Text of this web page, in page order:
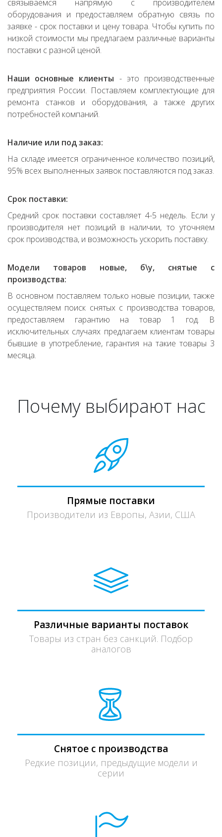
связываемся напрямую с производителем
оборудования и предоставляем обратную связь по
заявке - срок поставки и цену товара. Чтобы купить по
низкой стоимости мы предлагаем различные варианты
поставки с разной ценой.
Наши основные клиенты - это производственные
предприятия России. Поставляем комплектующие для
ремонта станков и оборудования, а также других
потребностей компаний.
Наличие или под заказ:
На складе имеется ограниченное количество позиций,
95% всех выполненных заявок поставляются под заказ.
Срок поставки:
Средний срок поставки составляет 4-5 недель. Если у
производителя нет позиций в наличии, то уточняем
срок производства, и возможность ускорить поставку.
Модели товаров новые, б\у, снятые с
производства:
В основном поставляем только новые позиции, также
осуществляем поиск снятых с производства товаров,
предоставляем гарантию на товар 1 год. В
исключительных случаях предлагаем клиентам товары
бывшие в употребление, гарантия на такие товары 3
месяца.
Почему выбирают нас
Прямые поставки
Производители из Европы, Азии, США
Различные варианты поставок
Товары из стран без санкций. Подбор
аналогов
Снятое с производства
Редкие позиции, предыдущие модели и
серии